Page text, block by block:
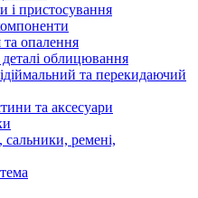
і пристосування
та опалення
облицювання
та перекидаючий
та аксесуари
ремені,